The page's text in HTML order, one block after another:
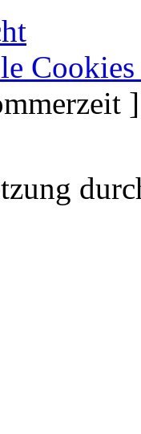
Cookies
]